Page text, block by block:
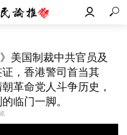
美国制裁中共官员及
，香港警司首当其
革命党人斗争历史，
临门一脚。